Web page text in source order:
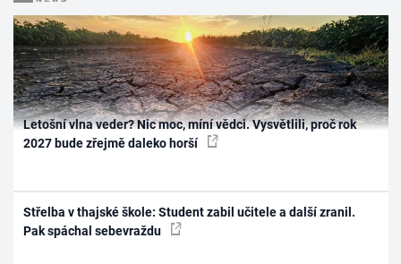
Letošní vlna veder? Nic moc, míní vědci. Vysvětlili, proč rok
2027 bude zřejmě daleko horší
Střelba v thajské škole: Student zabil učitele a další zranil.
Pak spáchal sebevraždu